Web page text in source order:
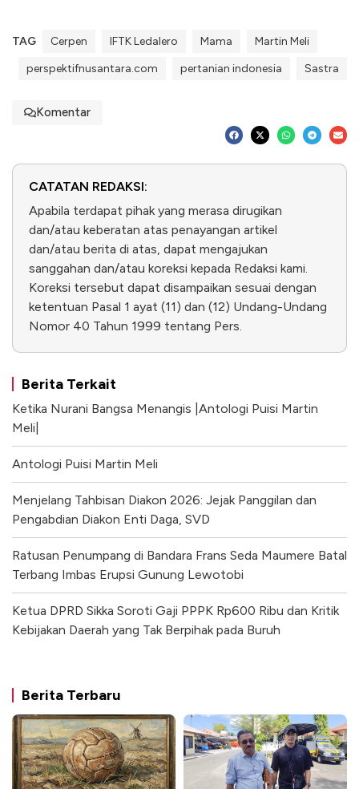
TAG Cerpen IFTK Ledalero Mama
Martin Meli
perspektifnusantara.com
pertanian indonesia Sastra
Komentar
CATATAN REDAKSI:
Apabila terdapat pihak yang merasa dirugikan
dan/atau keberatan atas penayangan artikel
dan/atau berita di atas, dapat mengajukan
sanggahan dan/atau koreksi kepada Redaksi kami.
Koreksi tersebut dapat disampaikan sesuai dengan
ketentuan Pasal 1 ayat (11) dan (12) Undang-Undang
Nomor 40 Tahun 1999 tentang Pers.
Berita Terkait
Ketika Nurani Bangsa Menangis |Antologi Puisi Martin
Meli|
Antologi Puisi Martin Meli
Menjelang Tahbisan Diakon 2026: Jejak Panggilan dan
Pengabdian Diakon Enti Daga, SVD
Ratusan Penumpang di Bandara Frans Seda Maumere Batal
Terbang Imbas Erupsi Gunung Lewotobi
Ketua DPRD Sikka Soroti Gaji PPPK Rp600 Ribu dan Kritik
Kebijakan Daerah yang Tak Berpihak pada Buruh
Berita Terbaru